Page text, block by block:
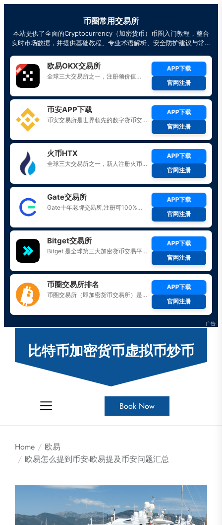
比特币加密货币虚拟币炒币
Book Now
Home
欧易
欧易怎么提到币安-欧易提及币安问题汇总